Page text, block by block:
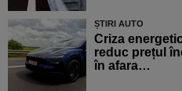
ȘTIRI AUTO
Criza
reduc prețul
în afara…